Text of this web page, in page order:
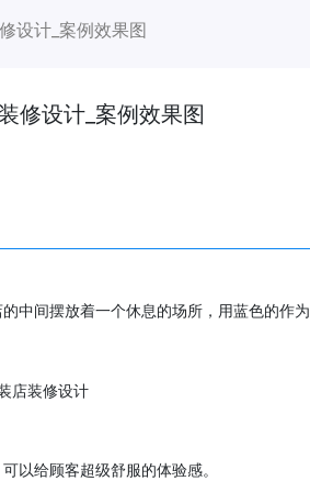
设计_案例效果图
修设计_案例效果图
中间摆放着一个休息的场所，用蓝色的作为
以给顾客超级舒服的体验感。